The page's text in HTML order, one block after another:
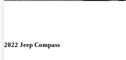
2022 Jeep Compass